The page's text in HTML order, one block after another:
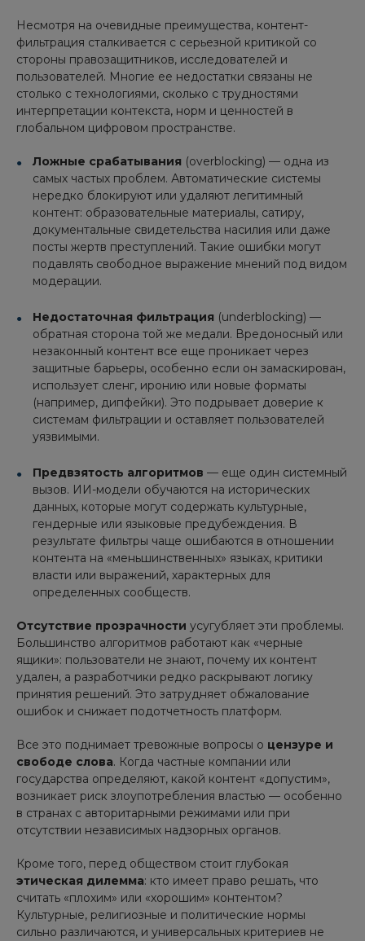
Несмотря на очевидные преимущества, контент-
фильтрация сталкивается с серьезной критикой со
стороны правозащитников, исследователей и
пользователей. Многие ее недостатки связаны не
столько с технологиями, сколько с трудностями
интерпретации контекста, норм и ценностей в
глобальном цифровом пространстве.
Ложные срабатывания (overblocking) — одна из
самых частых проблем. Автоматические системы
нередко блокируют или удаляют легитимный
контент: образовательные материалы, сатиру,
документальные свидетельства насилия или даже
посты жертв преступлений. Такие ошибки могут
подавлять свободное выражение мнений под видом
модерации.
Недостаточная фильтрация (underblocking) —
обратная сторона той же медали. Вредоносный или
незаконный контент все еще проникает через
защитные барьеры, особенно если он замаскирован,
использует сленг, иронию или новые форматы
(например, дипфейки). Это подрывает доверие к
системам фильтрации и оставляет пользователей
уязвимыми.
Предвзятость алгоритмов — еще один системный
вызов. ИИ-модели обучаются на исторических
данных, которые могут содержать культурные,
гендерные или языковые предубеждения. В
результате фильтры чаще ошибаются в отношении
контента на «меньшинственных» языках, критики
власти или выражений, характерных для
определенных сообществ.
Отсутствие прозрачности усугубляет эти проблемы.
Большинство алгоритмов работают как «черные
ящики»: пользователи не знают, почему их контент
удален, а разработчики редко раскрывают логику
принятия решений. Это затрудняет обжалование
ошибок и снижает подотчетность платформ.
Все это поднимает тревожные вопросы о цензуре и
свободе слова. Когда частные компании или
государства определяют, какой контент «допустим»,
возникает риск злоупотребления властью — особенно
в странах с авторитарными режимами или при
отсутствии независимых надзорных органов.
Кроме того, перед обществом стоит глубокая
этическая дилемма: кто имеет право решать, что
считать «плохим» или «хорошим» контентом?
Культурные, религиозные и политические нормы
сильно различаются, и универсальных критериев не